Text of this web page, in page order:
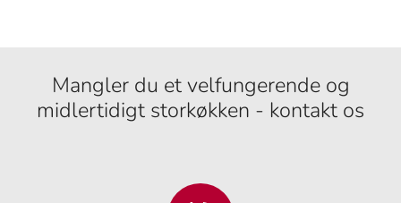
Mangler du et velfungerende og
midlertidigt storkøkken - kontakt os